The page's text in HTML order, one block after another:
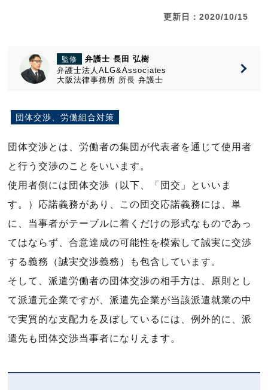
更新日：2020/10/15
監修
弁護士 長田 弘樹
弁護士法人ALG&Associates
大阪法律事務所 所長 弁護士
団体交渉、労働組合対策
団体交渉とは、労働者の集団が代表者を通じて使用者
と行う交渉のことをいいます。
使用者側には団体交渉（以下、「団交」といいま
す。）応諾義務があり、この団交応諾義務には、単
に、当事者がテーブルに着くだけの形式なものであっ
てはならず、合意達成の可能性を模索して誠実に交渉
する義務（誠実交渉義務）も包含しています。
そして、派遣労働者の団体交渉の相手方は、原則とし
て派遣元企業ですが、派遣先企業が当該派遣就業の中
で実質的な支配力を及ぼしているには、例外的に、派
遣先も団体交渉当事者になりえます。